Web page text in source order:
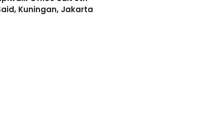
Kuningan, Jakarta